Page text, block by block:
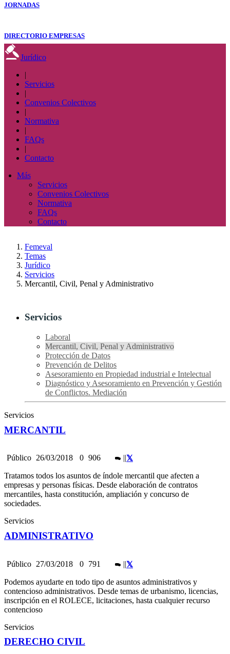
JORNADAS
DIRECTORIO EMPRESAS
Jurídico
|
Servicios
|
Convenios Colectivos
|
Normativa
|
FAQs
|
Contacto
Más
Servicios
Convenios Colectivos
Normativa
FAQs
Contacto
Femeval
Temas
Jurídico
Servicios
Mercantil, Civil, Penal y Administrativo
Servicios
Laboral
Mercantil, Civil, Penal y Administrativo
Protección de Datos
Prevención de Delitos
Asesoramiento en Propiedad industrial e Intelectual
Diagnóstico y Asesoramiento en Prevención y Gestión
de Conflictos. Mediación
Servicios
MERCANTIL
Público 26/03/2018 0 906 ||
Tratamos todos los asuntos de índole mercantil que afecten a
empresas y personas físicas. Desde elaboración de contratos
mercantiles, hasta constitución, ampliación y concurso de
sociedades.
Servicios
ADMINISTRATIVO
Público 27/03/2018 0 791 ||
Podemos ayudarte en todo tipo de asuntos administrativos y
contencioso administrativos. Desde temas de urbanismo, licencias,
inscripción en el ROLECE, licitaciones, hasta cualquier recurso
contencioso
Servicios
DERECHO CIVIL